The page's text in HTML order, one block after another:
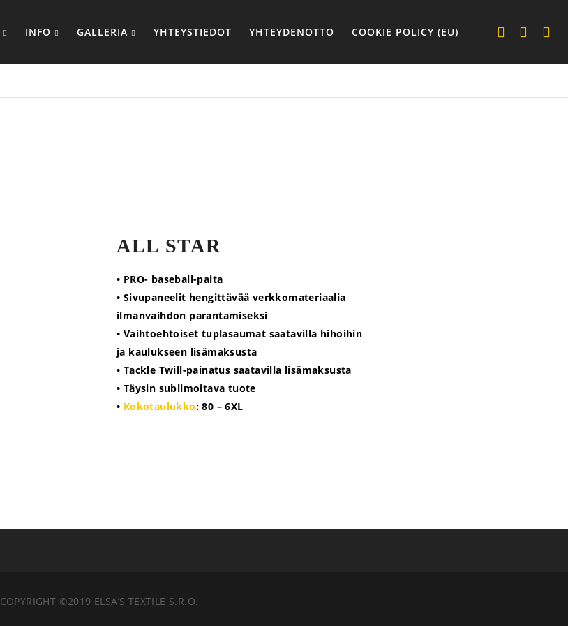
INFO GALLERIA YHTEYSTIEDOT YHTEYDENOTTO COOKIE POLICY (EU)
ALL STAR
• PRO- baseball-paita
• Sivupaneelit hengittävää verkkomateriaalia
ilmanvaihdon parantamiseksi
• Vaihtoehtoiset tuplasaumat saatavilla hihoihin
ja kaulukseen lisämaksusta
• Tackle Twill-painatus saatavilla lisämaksusta
• Täysin sublimoitava tuote
• Kokotaulukko: 80 – 6XL
COPYRIGHT ©2019 ELSA’S TEXTILE S.R.O.